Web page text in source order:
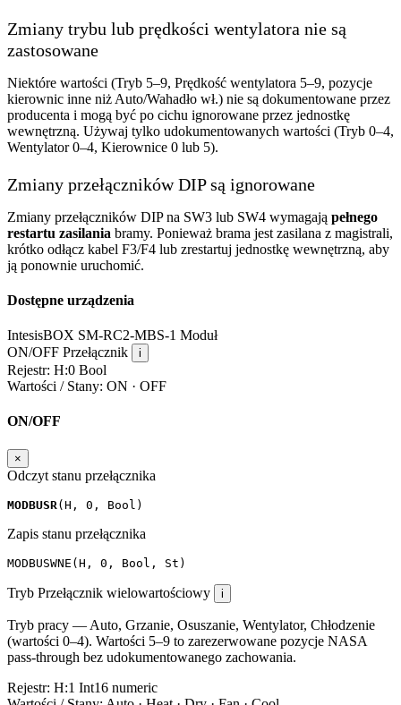
Zmiany trybu lub prędkości wentylatora nie są
zastosowane
Niektóre wartości (Tryb 5–9, Prędkość wentylatora 5–9, pozycje
kierownic inne niż Auto/Wahadło wł.) nie są dokumentowane przez
producenta i mogą być po cichu ignorowane przez jednostkę
wewnętrzną. Używaj tylko udokumentowanych wartości (Tryb 0–4,
Wentylator 0–4, Kierownice 0 lub 5).
Zmiany przełączników DIP są ignorowane
Zmiany przełączników DIP na SW3 lub SW4 wymagają pełnego
restartu zasilania bramy. Ponieważ brama jest zasilana z magistrali,
krótko odłącz kabel F3/F4 lub zrestartuj jednostkę wewnętrzną, aby
ją ponownie uruchomić.
Dostępne urządzenia
IntesisBOX SM-RC2-MBS-1 Moduł
ON/OFF Przełącznik i
Rejestr: H:0 Bool
Wartości / Stany: ON · OFF
ON/OFF
×
Odczyt stanu przełącznika
MODBUSR (H , 0 , Bool )
Zapis stanu przełącznika
MODBUSWNE (H , 0 , Bool , St )
Tryb Przełącznik wielowartościowy i
Tryb pracy — Auto, Grzanie, Osuszanie, Wentylator, Chłodzenie
(wartości 0–4). Wartości 5–9 to zarezerwowane pozycje NASA
pass-through bez udokumentowanego zachowania.
Rejestr: H:1 Int16 numeric